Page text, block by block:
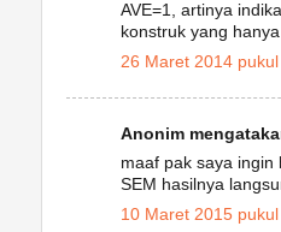
AVE=1, artinya
konstruk yang
26 Maret 2014
Anonim
maaf pak saya
SEM hasilnya
10 Maret 2015